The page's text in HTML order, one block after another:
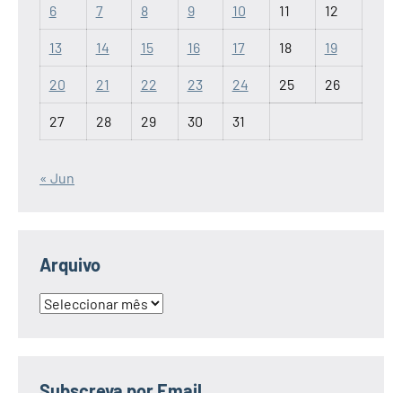
6 7 8 9 10 11 12
13 14 15 16 17 18 19
20 21 22 23 24 25 26
27 28 29 30 31
« Jun
Arquivo
Arquivo